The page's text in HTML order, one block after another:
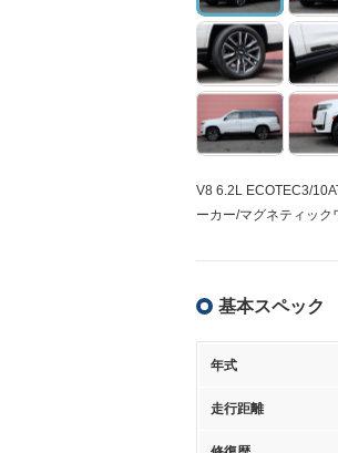
V8 6.2L ECOTEC3/
ーカー/マグネティッ
基本スペック
年式
走行距離